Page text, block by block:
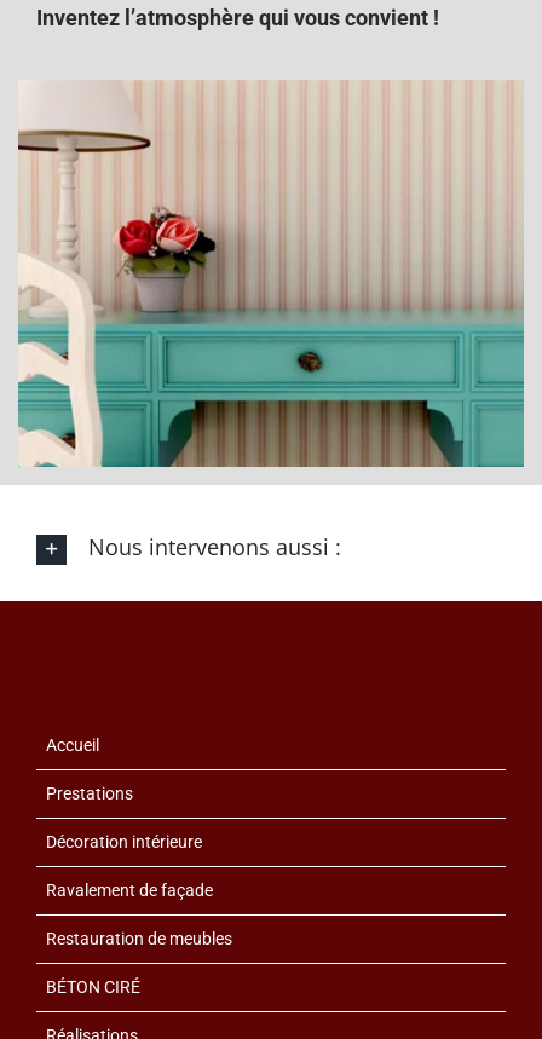
Inventez l’atmosphère qui vous convient !
Nous intervenons aussi :
Accueil
Prestations
Décoration intérieure
Ravalement de façade
Restauration de meubles
BÉTON CIRÉ
Réalisations